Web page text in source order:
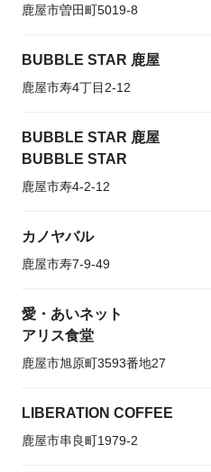
鹿屋市曽田町5019-8
BUBBLE STAR 鹿屋
鹿屋市寿4丁目2-12
BUBBLE STAR 鹿屋
BUBBLE STAR
鹿屋市寿4-2-12
カノヤバル
鹿屋市寿7-9-49
愛・あいネット
アリス食堂
鹿屋市旭原町3593番地27
LIBERATION COFFEE
鹿屋市串良町1979-2